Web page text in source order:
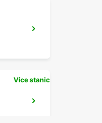
Více stanic